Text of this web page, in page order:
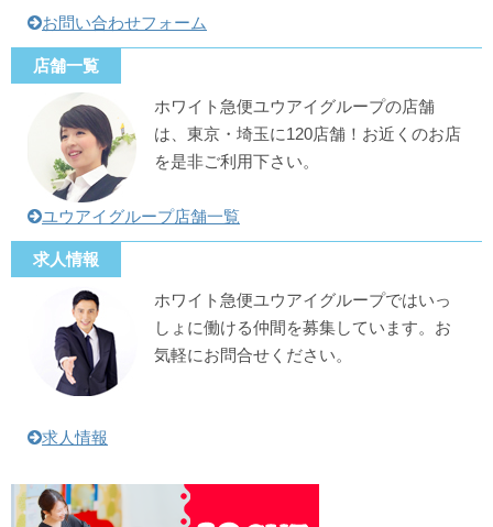
お問い合わせフォーム
店舗一覧
ホワイト急便ユウアイグループの店舗
は、東京・埼玉に120店舗！お近くのお店
を是非ご利用下さい。
ユウアイグループ店舗一覧
求人情報
ホワイト急便ユウアイグループではいっ
しょに働ける仲間を募集しています。お
気軽にお問合せください。
求人情報